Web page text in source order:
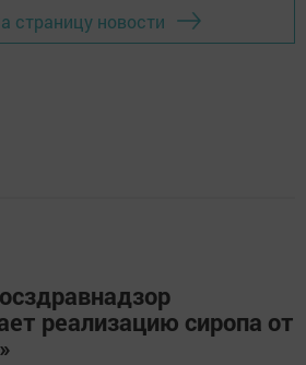
страницу новости
реализацию сиропа от